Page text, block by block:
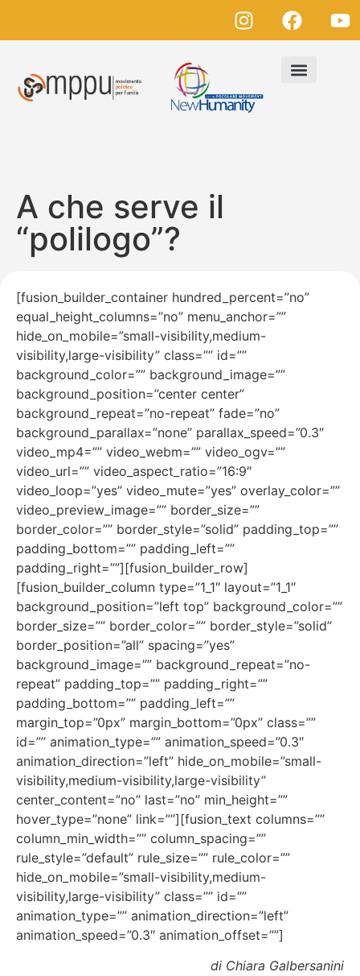
A che serve il
“polilogo”?
[fusion_builder_container hundred_percent=”no”
equal_height_columns=”no” menu_anchor=””
hide_on_mobile=”small-visibility,medium-
visibility,large-visibility” class=”” id=””
background_color=”” background_image=””
background_position=”center center”
background_repeat=”no-repeat” fade=”no”
background_parallax=”none” parallax_speed=”0.3″
video_mp4=”” video_webm=”” video_ogv=””
video_url=”” video_aspect_ratio=”16:9″
video_loop=”yes” video_mute=”yes” overlay_color=””
video_preview_image=”” border_size=””
border_color=”” border_style=”solid” padding_top=””
padding_bottom=”” padding_left=””
padding_right=””][fusion_builder_row]
[fusion_builder_column type=”1_1″ layout=”1_1″
background_position=”left top” background_color=””
border_size=”” border_color=”” border_style=”solid”
border_position=”all” spacing=”yes”
background_image=”” background_repeat=”no-
repeat” padding_top=”” padding_right=””
padding_bottom=”” padding_left=””
margin_top=”0px” margin_bottom=”0px” class=””
id=”” animation_type=”” animation_speed=”0.3″
animation_direction=”left” hide_on_mobile=”small-
visibility,medium-visibility,large-visibility”
center_content=”no” last=”no” min_height=””
hover_type=”none” link=””][fusion_text columns=””
column_min_width=”” column_spacing=””
rule_style=”default” rule_size=”” rule_color=””
hide_on_mobile=”small-visibility,medium-
visibility,large-visibility” class=”” id=””
animation_type=”” animation_direction=”left”
animation_speed=”0.3″ animation_offset=””]
di Chiara Galbersanini